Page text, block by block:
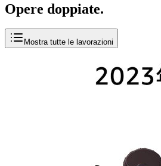
Opere doppiate.
Mostra tutte le lavorazioni